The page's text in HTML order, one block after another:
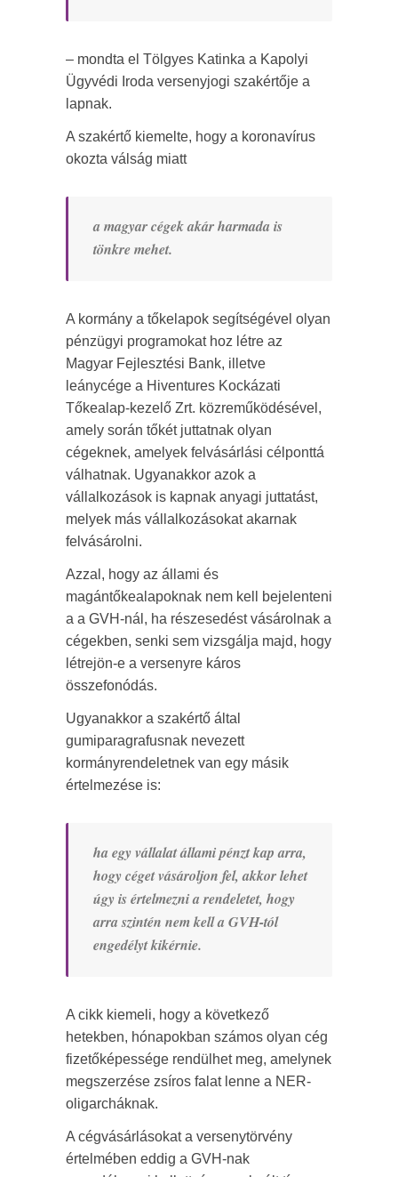
– mondta el Tölgyes Katinka a Kapolyi
Ügyvédi Iroda versenyjogi szakértője a
lapnak.
A szakértő kiemelte, hogy a koronavírus
okozta válság miatt
a magyar cégek akár harmada is
tönkre mehet.
A kormány a tőkelapok segítségével olyan
pénzügyi programokat hoz létre az
Magyar Fejlesztési Bank, illetve
leánycége a Hiventures Kockázati
Tőkealap-kezelő Zrt. közreműködésével,
amely során tőkét juttatnak olyan
cégeknek, amelyek felvásárlási célponttá
válhatnak. Ugyanakkor azok a
vállalkozások is kapnak anyagi juttatást,
melyek más vállalkozásokat akarnak
felvásárolni.
Azzal, hogy az állami és
magántőkealapoknak nem kell bejelenteni
a a GVH-nál, ha részesedést vásárolnak a
cégekben, senki sem vizsgálja majd, hogy
létrejön-e a versenyre káros
összefonódás.
Ugyanakkor a szakértő által
gumiparagrafusnak nevezett
kormányrendeletnek van egy másik
értelmezése is:
ha egy vállalat állami pénzt kap arra,
hogy céget vásároljon fel, akkor lehet
úgy is értelmezni a rendeletet, hogy
arra szintén nem kell a GVH-tól
engedélyt kikérnie.
A cikk kiemeli, hogy a következő
hetekben, hónapokban számos olyan cég
fizetőképessége rendülhet meg, amelynek
megszerzése zsíros falat lenne a NER-
oligarcháknak.
A cégvásárlásokat a versenytörvény
értelmében eddig a GVH-nak